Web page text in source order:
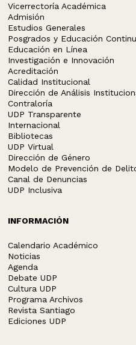
Vicerrectoría Académica
Admisión
Estudios Generales
Posgrados y Educación
Educación en Línea
Investigación e Innovación
Acreditación
Calidad Institucional
Dirección de Análisis
Contraloría
UDP Transparente
Internacional
Bibliotecas
UDP Virtual
Dirección de Género
Modelo de Prevención de
Canal de Denuncias
UDP Inclusiva
INFORMACIÓN
Calendario Académico
Noticias
Agenda
Debate UDP
Cultura UDP
Programa Archivos
Revista Santiago
Ediciones UDP